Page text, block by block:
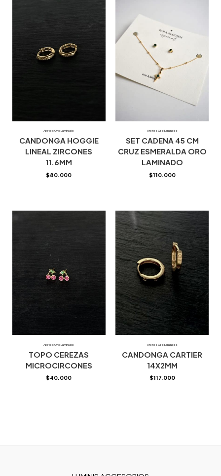
Aretes Oro Laminado
CANDONGA HOGGIE
LINEAL ZIRCONES
11.6MM
$80.000
Aretes Oro Laminado
SET CADENA 45 CM
CRUZ ESMERALDA ORO
LAMINADO
$110.000
Aretes Oro Laminado
TOPO CEREZAS
MICROCIRCONES
$40.000
Aretes Oro Laminado
CANDONGA CARTIER
14X2MM
$117.000